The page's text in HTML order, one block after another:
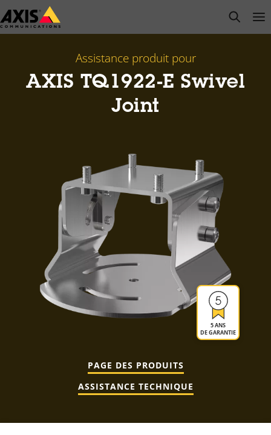
Passer
au
open
Assistance produit pour
AXIS TQ1922-E Swivel
Joint
5 ANS
DE GARANTIE
PAGE DES PRODUITS
ASSISTANCE TECHNIQUE